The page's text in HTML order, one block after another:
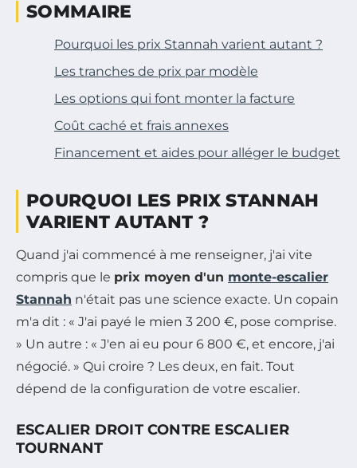
SOMMAIRE
Pourquoi les prix Stannah varient autant ?
Les tranches de prix par modèle
Les options qui font monter la facture
Coût caché et frais annexes
Financement et aides pour alléger le budget
POURQUOI LES PRIX STANNAH
VARIENT AUTANT ?
Quand j'ai commencé à me renseigner, j'ai vite
compris que le prix moyen d'un monte-escalier
Stannah n'était pas une science exacte. Un copain
m'a dit : « J'ai payé le mien 3 200 €, pose comprise.
» Un autre : « J'en ai eu pour 6 800 €, et encore, j'ai
négocié. » Qui croire ? Les deux, en fait. Tout
dépend de la configuration de votre escalier.
ESCALIER DROIT CONTRE ESCALIER
TOURNANT